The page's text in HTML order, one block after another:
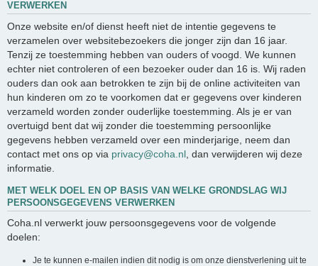
VERWERKEN
Onze website en/of dienst heeft niet de intentie gegevens te
verzamelen over websitebezoekers die jonger zijn dan 16 jaar.
Tenzij ze toestemming hebben van ouders of voogd. We kunnen
echter niet controleren of een bezoeker ouder dan 16 is. Wij raden
ouders dan ook aan betrokken te zijn bij de online activiteiten van
hun kinderen om zo te voorkomen dat er gegevens over kinderen
verzameld worden zonder ouderlijke toestemming. Als je er van
overtuigd bent dat wij zonder die toestemming persoonlijke
gegevens hebben verzameld over een minderjarige, neem dan
contact met ons op via privacy@coha.nl , dan verwijderen wij deze
informatie.
MET WELK DOEL EN OP BASIS VAN WELKE GRONDSLAG WIJ
PERSOONSGEGEVENS VERWERKEN
Coha.nl verwerkt jouw persoonsgegevens voor de volgende
doelen:
Je te kunnen e-mailen indien dit nodig is om onze dienstverlening uit te